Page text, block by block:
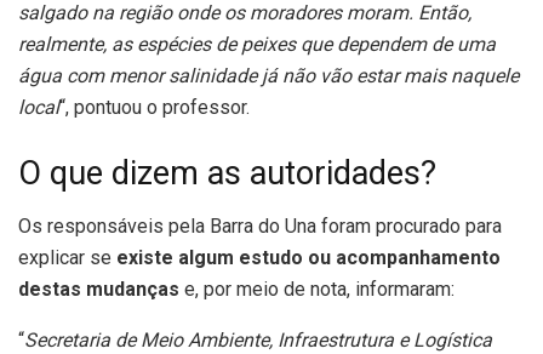
salgado na região onde os moradores moram. Então,
realmente, as espécies de peixes que dependem de uma
água com menor salinidade já não vão estar mais naquele
local“, pontuou o professor.
O que dizem as autoridades?
Os responsáveis pela Barra do Una foram procurado para
explicar se existe algum estudo ou acompanhamento
destas mudanças e, por meio de nota, informaram:
“Secretaria de Meio Ambiente, Infraestrutura e Logística